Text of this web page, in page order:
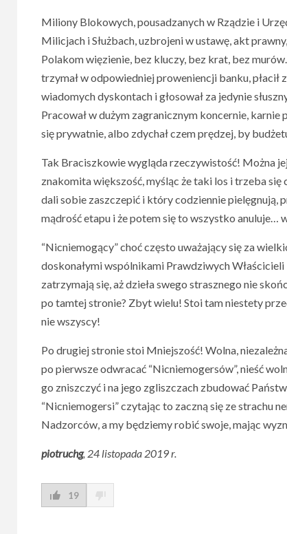
Miliony Blokowych, pousadzanych w Rządzie i
Milicjach i Służbach, uzbrojeni w ustawę, akt
Polakom więzienie, bez kluczy, bez krat, bez
trzymał w odpowiedniej proweniencji banku, płacił
wiadomych dyskontach i głosował za jedynie
Pracował w dużym zagranicznym koncernie, karnie
się prywatnie, albo zdychał czem prędzej, by
Tak Braciszkowie wygląda rzeczywistość! Można
znakomita większość, myśląc że taki los i trzeba
dali sobie zaszczepić i który codziennie pielęgnują,
mądrość etapu i że potem się to wszystko
“Nicniemogący” choć często uważający się za
doskonałymi wspólnikami Prawdziwych
zatrzymają się, aż dzieła swego strasznego nie
po tamtej stronie? Zbyt wielu! Stoi tam niestety
nie wszyscy!
Po drugiej stronie stoi Mniejszość! Wolna,
po pierwsze odwracać “Nicniemogersów”, nieść
go zniszczyć i na jego zgliszczach zbudować
“Nicniemogersi” czytając to zaczną się ze strachu
Nadzorców, a my będziemy robić swoje, mając
piotruchg, 24 listopada 2019 r.
19